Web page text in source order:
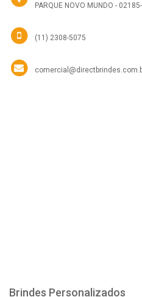
PARQUE NOVO MUNDO -
(11) 2308-5075
Brindes Personalizados